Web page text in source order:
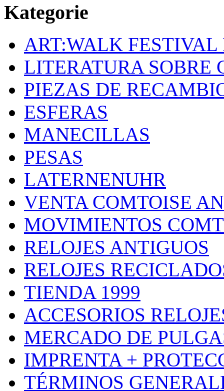
Kategorie
ART:WALK FESTIVAL
LITERATURA SOBRE
PIEZAS DE
ESFERAS
MANECILLAS
PESAS
LATERNENUHR
VENTA COMTOISE
MOVIMIENTOS
RELOJES ANTIGUOS
RELOJES
TIENDA 1999
ACCESORIOS
MERCADO DE
IMPRENTA +
TÉRMINOS